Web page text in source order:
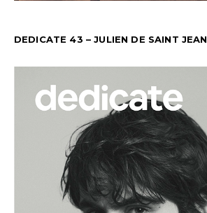
DEDICATE 43 – JULIEN DE SAINT JEAN